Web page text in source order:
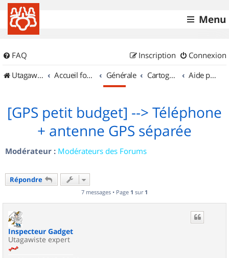
Menu
FAQ Connexion
Inscription
UtagawaVTT (Randos VTT et VTTAE avec traces GPS)
Accueil forum Générale Cartographie et GPS Aide pour l'achat d'un GPS
[GPS petit budget] --> Téléphone
+ antenne GPS séparée
Modérateur : Modérateurs des Forums
Répondre
7 messages • Page 1 sur 1
Inspecteur Gadget
Utagawiste expert